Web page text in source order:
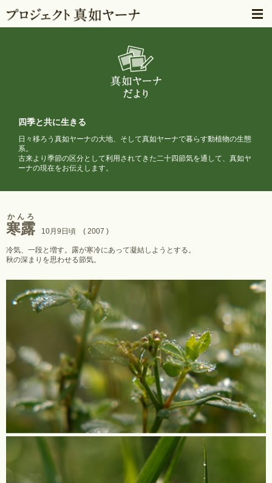
四季と共に生きる
日々移ろう真如ヤーナの大地、そして真如ヤーナで暮らす動植物の生態
系。
古来より季節の区分として利用されてきた二十四節気を通して、 真如ヤ
ーナの現在をお伝えします。
寒露
かんろ
10月9日頃 ( 2007 )
冷気、一段と増す。露が寒冷にあって凝結しようとする。
秋の深まりを思わせる節気。